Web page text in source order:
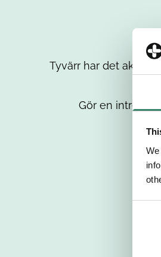
Tyvärr har det
Gör en